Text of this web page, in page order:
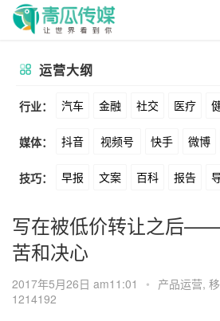
运营大纲
行业： 汽车 金融 社交 医疗
动漫 美妆 美食 家装
酒旅 母婴 宠物 文娱
广告 元宇宙 房地产
媒体： 抖音 视频号 快手 微博
公众号 B站 小红书 头条
Soul 360 百度 搜狗
美图
Tiktok Yahoo
技巧： 早报 文案 百科 报告
卖货 脚本 话术 电商
涨粉
数据 拉新 活动 用户
写在被低价转让之后
苦和决心
2017年5月26日 am11:01 • 产品运营,
1214192